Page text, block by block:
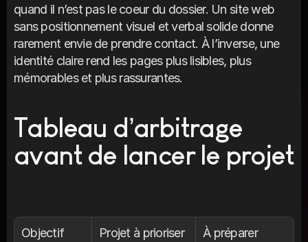
quand il n’est pas le coeur du dossier. Un site web
sans positionnement visuel et verbal solide donne
rarement envie de prendre contact. À l’inverse, une
identité claire rend les pages plus lisibles, plus
mémorables et plus rassurantes.
Tableau d’arbitrage
avant de lancer le projet
Objectif Projet à prioriser
À préparer